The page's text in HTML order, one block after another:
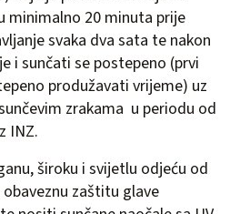
minimalno 20 minuta prije
svaka dva sata te nakon
i sunčati se postepeno (prvi
produžavati vrijeme) uz
zrakama u periodu od
INZ.
široku i svijetlu odjeću od
zaštitu glave